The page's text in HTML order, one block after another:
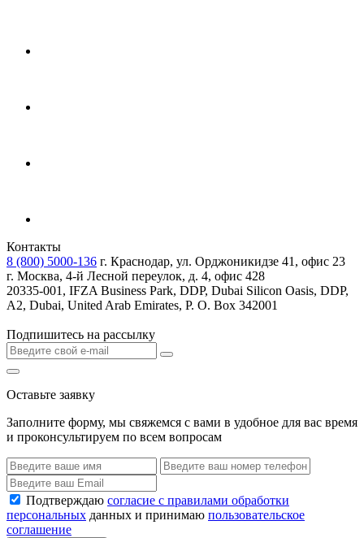
Контакты
8 (800) 5000-136 г. Краснодар, ул. Орджоникидзе 41, офис 23
г. Москва, 4-й Лесной переулок, д. 4, офис 428
20335-001, IFZA Business Park, DDP, Dubai Silicon Oasis, DDP,
A2, Dubai, United Arab Emirates, P. O. Box 342001
Подпишитесь на рассылку
Оставьте заявку
Заполните форму, мы свяжемся с вами в удобное для вас время
и проконсультируем по всем вопросам
Подтверждаю согласие с правилами обработки
персональных данных и принимаю пользовательское
соглашение